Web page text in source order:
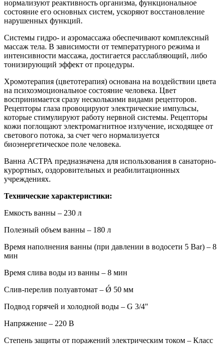
нормализуют реактивность организма, функциональное
состояние его основных систем, ускоряют восстановление
нарушенных функций.
Системы гидро- и аэромассажа обеспечивают комплексный
массаж тела. В зависимости от температурного режима и
интенсивности массажа, достигается расслабляющий, либо
тонизирующий эффект от процедуры.
Хромотерапия (цветотерапия) основана на воздействии цвета
на психоэмоциональное состояние человека. Цвет
воспринимается сразу несколькими видами рецепторов.
Рецепторы глаза провоцируют электрические импульсы,
которые стимулируют работу нервной системы. Рецепторы
кожи поглощают электромагнитное излучение, исходящее от
светового потока, за счет чего нормализуется
биоэнергетическое поле человека.
Ванна АСТРА предназначена для использования в санаторно-
курортных, оздоровительных и реабилитационных
учреждениях.
Технические характеристики:
Емкость ванны – 230 л
Полезный объем ванны – 180 л
Время наполнения ванны (при давлении в водосети 5 Bar) – 8
мин
Время слива воды из ванны – 8 мин
Слив-перелив полуавтомат – Ǿ 50 мм
Подвод горячей и холодной воды – G 3/4"
Напряжение – 220 В
Степень защиты от поражений электрическим током – Класс